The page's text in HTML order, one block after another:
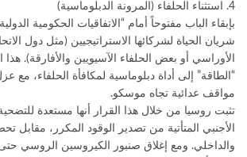
​4. استثناء الحلفاء (المرونة الدبلوماسية)
​بإبقاء الباب مفتوحاً أمام “الاتفاقيات الحكومية
شريان الحياة لشركائها الاستراتيجيين (مثل دول
الأوراسي أو بعض الحلفاء الآسيويين والأفارقة). هذا
“الطاقة” إلى أداة دبلوماسية لمكافأة الحلفاء، مع
مواقف عدائية تجاه موسكو.
تثبت روسيا من خلال هذا القرار أنها مستعدة للتضحية
الأجنبي المتأتية من تصدير الوقود المكرر، مقابل
والداخلي. ومع إغلاق صنبور الكيروسين الروسي حتى